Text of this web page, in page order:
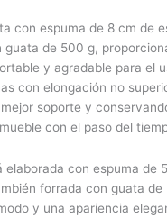
con espuma de 8 cm de
de 500 g,
y agradable para el
con elongación no
soporte y
con el paso del
elaborada con espuma de
forrada con guata
y una apariencia